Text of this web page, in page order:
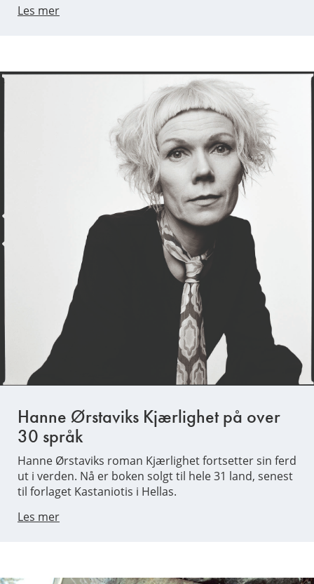
Les mer
Hanne Ørstaviks Kjærlighet på over
30 språk
Hanne Ørstaviks roman Kjærlighet fortsetter sin ferd
ut i verden. Nå er boken solgt til hele 31 land, senest
til forlaget Kastaniotis i Hellas.
Les mer